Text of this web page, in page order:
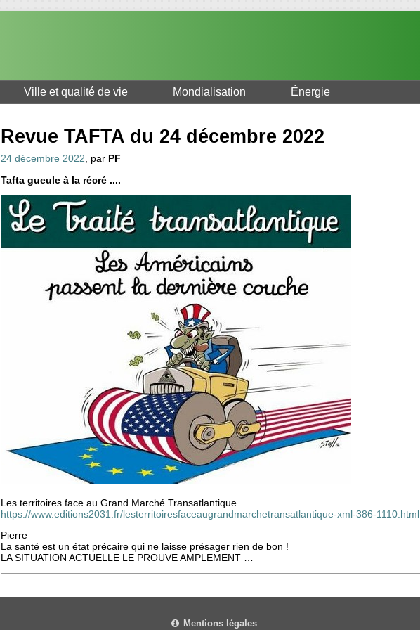
Ville et qualité de vie Mondialisation Énergie
Revue TAFTA du 24 décembre 2022
24 décembre 2022, par PF
Tafta gueule à la récré ....
Les territoires face au Grand Marché Transatlantique
https://www.editions2031.fr/lesterritoiresfaceaugrandmarchetransatlantique-xml-386-1110.html
Pierre
La santé est un état précaire qui ne laisse présager rien de bon !
LA SITUATION ACTUELLE LE PROUVE AMPLEMENT …
Mentions légales